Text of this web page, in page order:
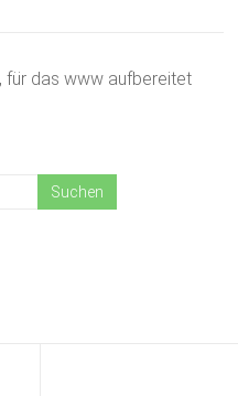
für das www aufbereitet